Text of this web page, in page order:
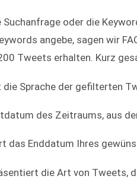
oder die
angebe, sagen wir
Tweets erhalten. Kurz
Sprache der gefilterten
des Zeitraums, aus
das Enddatum Ihres
die Art von Tweets,